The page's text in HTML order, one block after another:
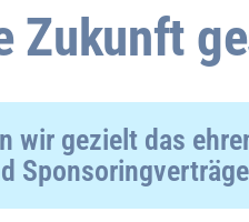
Zukunft
wir gezielt das